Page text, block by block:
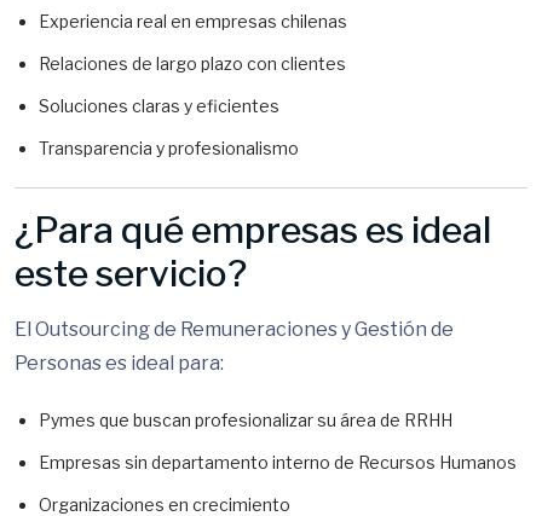
Experiencia real en empresas chilenas
Relaciones de largo plazo con clientes
Soluciones claras y eficientes
Transparencia y profesionalismo
¿Para qué empresas es ideal
este servicio?
El Outsourcing de Remuneraciones y Gestión de
Personas es ideal para:
Pymes que buscan profesionalizar su área de RRHH
Empresas sin departamento interno de Recursos Humanos
Organizaciones en crecimiento